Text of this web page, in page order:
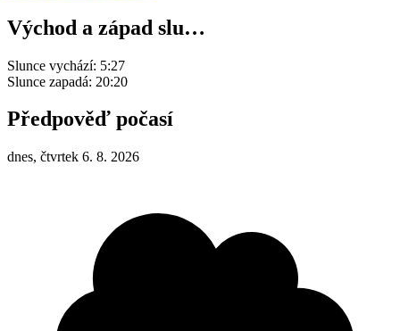
Východ a západ slu…
Slunce vychází: 5:27
Slunce zapadá: 20:20
Předpověď počasí
dnes, čtvrtek 6. 8. 2026